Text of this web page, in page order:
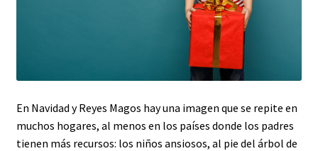
En Navidad y Reyes Magos hay una imagen que se repite en
muchos hogares, al menos en los países donde los padres
tienen más recursos: los niños ansiosos, al pie del árbol de